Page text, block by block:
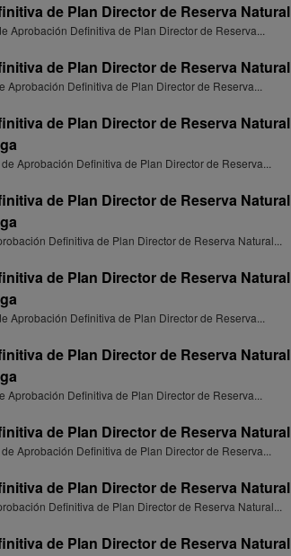
de Plan Director de Reserva
Aprobación Definitiva de Plan Director de Reserva...
de Plan Director de Reserva
Aprobación Definitiva de Plan Director de Reserva...
de Plan Director de Reserva
Aprobación Definitiva de Plan Director de Reserva...
de Plan Director de Reserva
Definitiva de Plan Director de Reserva Natural...
de Plan Director de Reserva
Aprobación Definitiva de Plan Director de Reserva...
de Plan Director de Reserva
Aprobación Definitiva de Plan Director de Reserva...
de Plan Director de Reserva
Aprobación Definitiva de Plan Director de Reserva...
de Plan Director de Reserva
Definitiva de Plan Director de Reserva Natural...
de Plan Director de Reserva